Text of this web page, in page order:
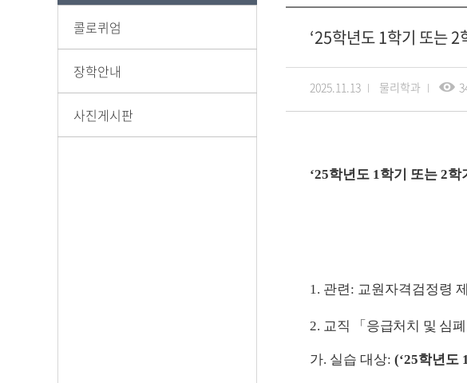
콜로퀴엄
장학안내
사진게시판
‘25학년도 1학기 또는
2025.11.13 물리학과
‘25학년도 1학기 또는 2학
1. 관련: 교원자격검정령 제
2. 교직 「 응급처치 및 심
가. 실습 대상: (‘25학년도